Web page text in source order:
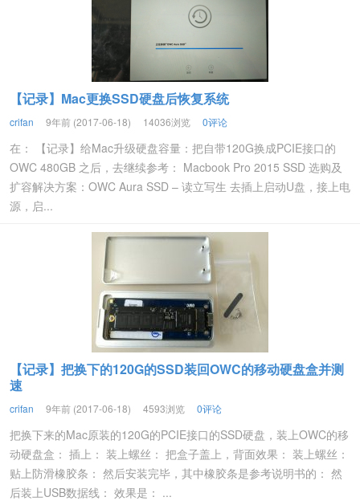
【记录】Mac更换SSD硬盘后恢复系统
crifan 9年前 (2017-06-18) 14036浏览 0评论
在： 【记录】给Mac升级硬盘容量：把自带120G换成PCIE接口的
OWC 480GB 之后，去继续参考： Macbook Pro 2015 SSD 选购及
扩容解决方案：OWC Aura SSD – 读立写生 去插上启动U盘，接上电
源，启...
【记录】把换下的120G的SSD装回OWC的移动硬盘盒并测
速
crifan 9年前 (2017-06-18) 4593浏览 0评论
把换下来的Mac原装的120G的PCIE接口的SSD硬盘，装上OWC的移
动硬盘盒： 插上： 装上螺丝： 把盒子盖上，背面效果： 装上螺丝：
贴上防滑橡胶条： 然后安装完毕，其中橡胶条是参考说明书的： 然
后装上USB数据线： 效果是： ...